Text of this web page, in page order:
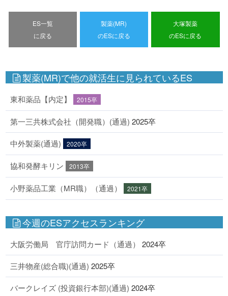
ES一覧
に戻る
製薬(MR)
のESに戻る
大塚製薬
のESに戻る
製薬(MR)で他の就活生に見られているES
東和薬品【内定】 2015卒
第一三共株式会社（開発職）(通過) 2025卒
中外製薬(通過) 2020卒
協和発酵キリン 2013卒
小野薬品工業（MR職）（通過） 2021卒
今週のESアクセスランキング
大阪労働局 官庁訪問カード（通過） 2024卒
三井物産(総合職)(通過) 2025卒
バークレイズ (投資銀行本部)(通過) 2024卒